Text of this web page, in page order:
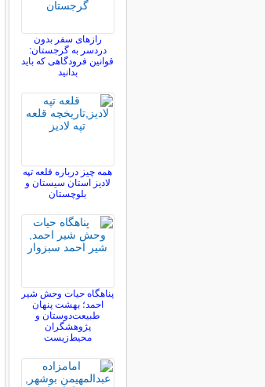
رازهای سفر بدون
دردسر به گرجستان:
قوانین فرودگاهی که باید
بدانید
همه چیز درباره قلعه تپه
لادیز استان سیستان و
بلوچستان
پناهگاه حیات وحش شیر
احمد؛ بهشت پنهان
طبیعت‌دوستان و
پژوهشگران
محیط‌زیست